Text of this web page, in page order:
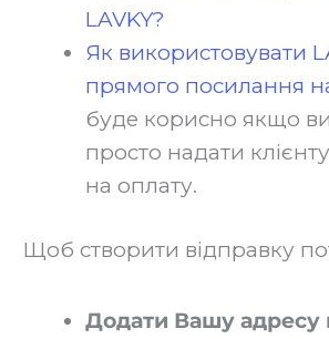
LAVKY?
Як використовувати
прямого посилання
буде корисно якщо
просто надати
на оплату. ‍
Щоб створити відправку
Додати Вашу адресу